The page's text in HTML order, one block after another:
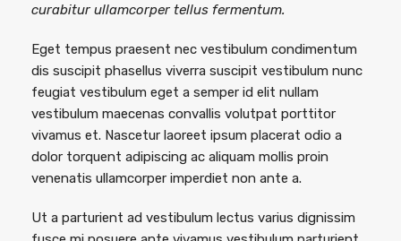
curabitur ullamcorper tellus fermentum.
Eget tempus praesent nec vestibulum condimentum
dis suscipit phasellus viverra suscipit vestibulum nunc
feugiat vestibulum eget a semper id elit nullam
vestibulum maecenas convallis volutpat porttitor
vivamus et. Nascetur laoreet ipsum placerat odio a
dolor torquent adipiscing ac aliquam mollis proin
venenatis ullamcorper imperdiet non ante a.
Ut a parturient ad vestibulum lectus varius dignissim